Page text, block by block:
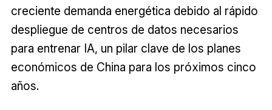
creciente demanda energética debido al rápido
despliegue de centros de datos necesarios
para entrenar IA, un pilar clave de los planes
económicos de China para los próximos cinco
años.